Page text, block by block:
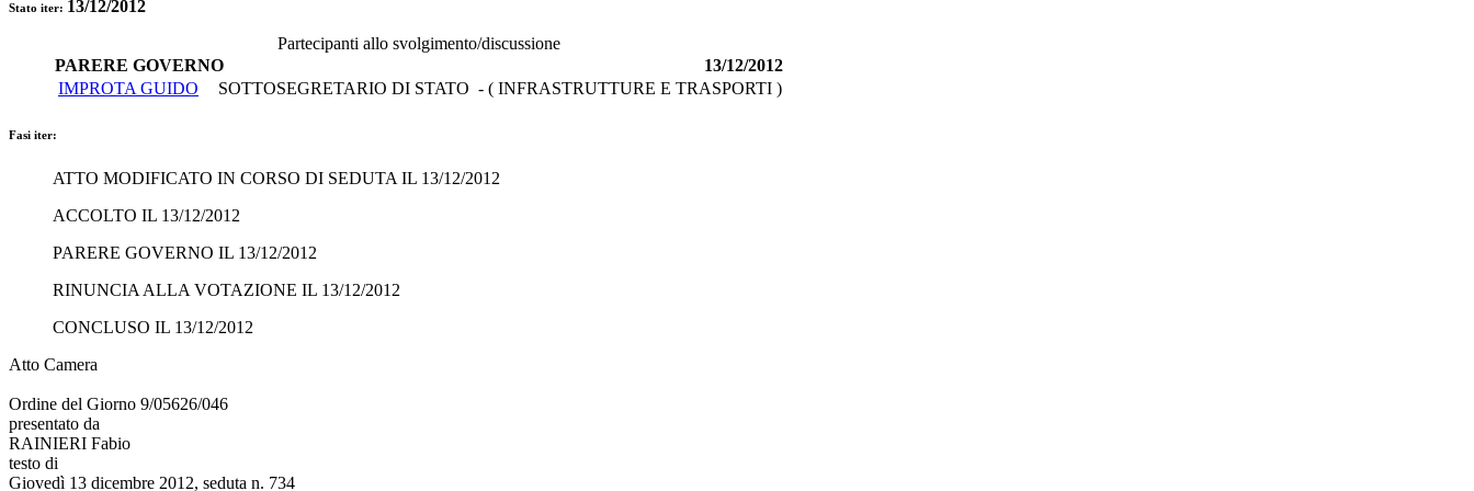
Stato iter: 13/12/2012
Partecipanti allo svolgimento/discussione
PARERE GOVERNO
13/12/2012
IMPROTA GUIDO
SOTTOSEGRETARIO DI STATO - ( INFRASTRUTTURE E TRASPORTI )
Fasi iter:
ATTO MODIFICATO IN CORSO DI SEDUTA IL 13/12/2012
ACCOLTO IL 13/12/2012
PARERE GOVERNO IL 13/12/2012
RINUNCIA ALLA VOTAZIONE IL 13/12/2012
CONCLUSO IL 13/12/2012
Atto Camera
Ordine del Giorno 9/05626/046
presentato da
RAINIERI Fabio
testo di
Giovedì 13 dicembre 2012, seduta n. 734